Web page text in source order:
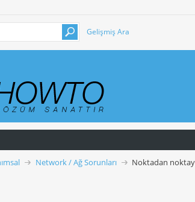
Gelişmiş Ara
Network / Ağ Sorunları Noktadan